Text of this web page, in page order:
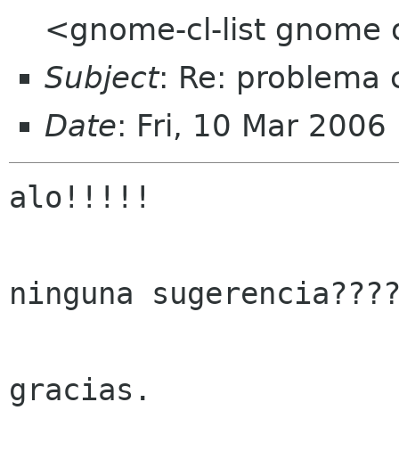
<gnome-cl-list gnome
Subject: Re: problema
Date: Fri, 10 Mar
alo!!!!!
ninguna
gracias.